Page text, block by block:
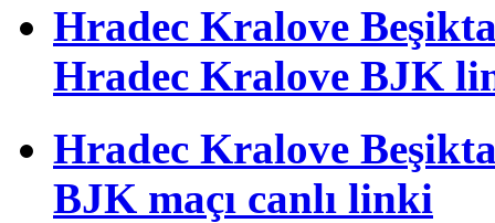
Hradec Kralove
Hradec Kralove BJK
Hradec Kralove
BJK maçı canlı linki